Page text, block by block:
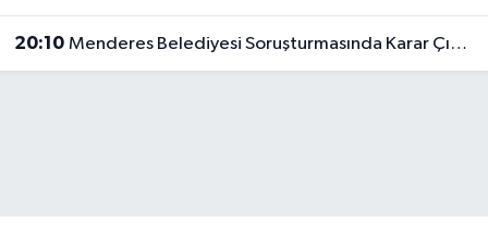
20:10 Menderes Belediyesi Soruşturmasında Karar Çıktı! Başkan Ve 9 Kişi Tutuklandı
Dünya
Malatya Namaz Vakitleri